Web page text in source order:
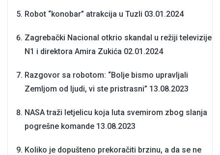
Robot “konobar” atrakcija u Tuzli 03.01.2024
Zagrebački Nacional otkrio skandal u režiji televizije
N1 i direktora Amira Zukića 02.01.2024
Razgovor sa robotom: “Bolje bismo upravljali
Zemljom od ljudi, vi ste pristrasni” 13.08.2023
NASA traži letjelicu koja luta svemirom zbog slanja
pogrešne komande 13.08.2023
Koliko je dopušteno prekoračiti brzinu, a da se ne